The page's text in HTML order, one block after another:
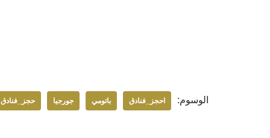
الوسوم: احجز_فنادق باتومي جورجيا حجز_فنادق